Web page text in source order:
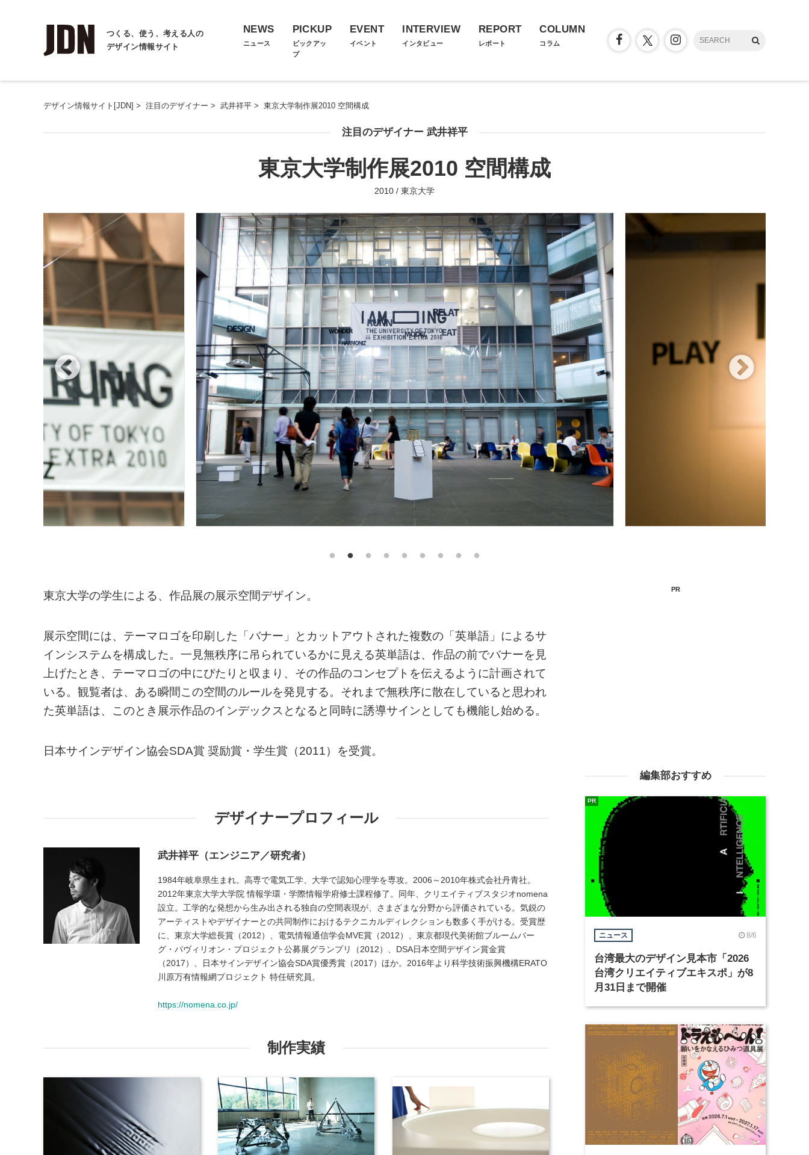
つくる、使う、考える人の
デザイン情報サイト
NEWS
ニュース
PICKUP
ピックアッ
プ
EVENT
イベント
INTERVIEW
インタビュー
REPORT
レポート
COLUMN
コラム
デザイン情報サイト[JDN] > 注目のデザイナー > 武井祥平 > 東京大学制作展2010 空間構成
注目のデザイナー 武井祥平
東京大学制作展2010 空間構成
2010 / 東京大学
東京大学の学生による、作品展の展示空間デザイン。
展示空間には、テーマロゴを印刷した「バナー」とカットアウトされた複数の「英単語」によるサ
インシステムを構成した。一見無秩序に吊られているかに見える英単語は、作品の前でバナーを見
上げたとき、テーマロゴの中にぴたりと収まり、その作品のコンセプトを伝えるように計画されて
いる。観覧者は、ある瞬間この空間のルールを発見する。それまで無秩序に散在していると思われ
た英単語は、このとき展示作品のインデックスとなると同時に誘導サインとしても機能し始める。
日本サインデザイン協会SDA賞 奨励賞・学生賞（2011）を受賞。
デザイナープロフィール
武井祥平（エンジニア／研究者）
1984年岐阜県生まれ。高専で電気工学、大学で認知心理学を専攻。2006～2010年株式会社丹青社。
2012年東京大学大学院 情報学環・学際情報学府修士課程修了。同年、クリエイティブスタジオnomena
設立。工学的な発想から生み出される独自の空間表現が、さまざまな分野から評価されている。気鋭の
アーティストやデザイナーとの共同制作におけるテクニカルディレクションも数多く手がける。受賞歴
に、東京大学総長賞（2012）、電気情報通信学会MVE賞（2012）、東京都現代美術館ブルームバー
グ・パヴィリオン・プロジェクト公募展グランプリ（2012）、DSA日本空間デザイン賞金賞
（2017）、日本サインデザイン協会SDA賞優秀賞（2017）ほか。2016年より科学技術振興機構ERATO
川原万有情報網プロジェクト 特任研究員。
https://nomena.co.jp/
制作実績
PR
編集部おすすめ
ニュース 8/6
台湾最大のデザイン見本市「2026
台湾クリエイティブエキスポ」が8
月31日まで開催
PR